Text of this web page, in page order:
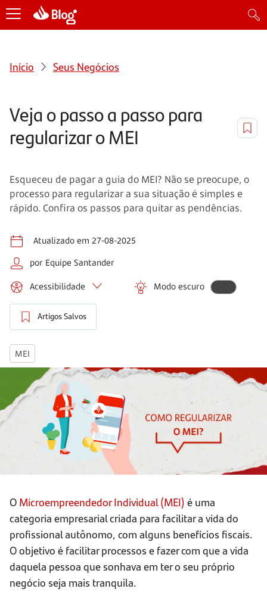
Início Seus Negócios
Veja o passo a passo para
regularizar o MEI
Esqueceu de pagar a guia do MEI? Não se preocupe, o
processo para regularizar a sua situação é simples e
rápido. Confira os passos para quitar as pendências.
Atualizado em 27-08-2025
por Equipe Santander
Acessibilidade Modo escuro
Artigos Salvos
MEI
O Microempreendedor Individual (MEI) é uma
categoria empresarial criada para facilitar a vida do
profissional autônomo, com alguns benefícios fiscais.
O objetivo é facilitar processos e fazer com que a vida
daquela pessoa que sonhava em ter o seu próprio
negócio seja mais tranquila.